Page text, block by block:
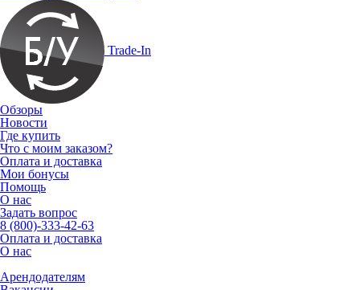
Trade-In
Обзоры
Новости
Где купить
Что с моим заказом?
Оплата и доставка
Мои бонусы
Помощь
О нас
Задать вопрос
8 (800)-333-42-63
Оплата и доставка
О нас
Арендодателям